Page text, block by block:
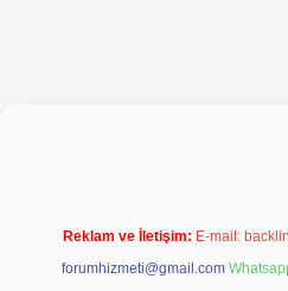
Reklam ve İletişim: E-mail:
forumhizmeti@gmail.com